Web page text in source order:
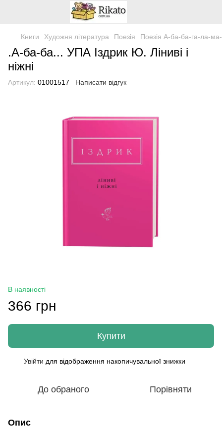
Книги Художня література Поезія Поезія А-ба-ба-га-ла-
.А-ба-ба... УПА Іздрик Ю. Ліниві і
ніжні
Артикул: 01001517 Написати відгук
В наявності
366 грн
Купити
Увійти для відображення накопичувальної знижки
До обраного Порівняти
Опис